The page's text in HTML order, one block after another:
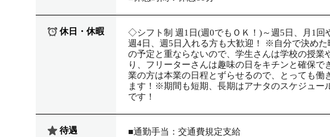
休日・休暇
◇シフト制 週1日(週0でもＯＫ！)～週5日、月1回
週4日、週5日入れる方も大歓迎！ ※自分で決め
の予定と重ならないので、学生さんは学校の授業
り、フリーターさんは趣味の日をキチンと確保で
業の方は本業の日程とずらせるので、とっても働
ます！※期間も短期、長期はアナタのスケジュー
です！
待遇
■通勤手当：交通費規定支給